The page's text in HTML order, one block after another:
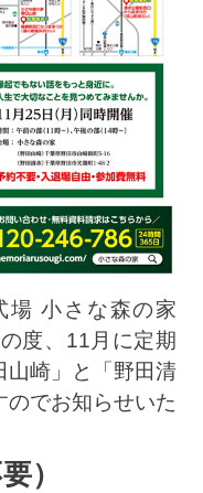
場 小さな森の家
度、11月に定期
山崎」と「野田清
でお知らせいた
）